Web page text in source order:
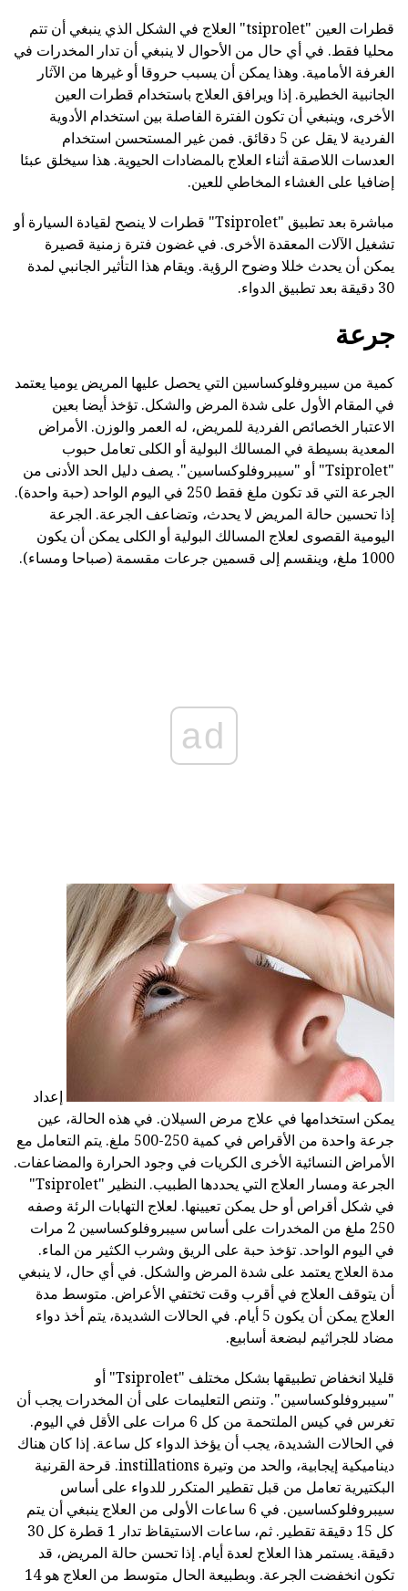
قطرات العين "tsiprolet" العلاج في الشكل الذي ينبغي أن تتم
محليا فقط. في أي حال من الأحوال لا ينبغي أن تدار المخدرات في
الغرفة الأمامية. وهذا يمكن أن يسبب حروقا أو غيرها من الآثار
الجانبية الخطيرة. إذا ويرافق العلاج باستخدام قطرات العين
الأخرى، وينبغي أن تكون الفترة الفاصلة بين استخدام الأدوية
الفردية لا يقل عن 5 دقائق. فمن غير المستحسن استخدام
العدسات اللاصقة أثناء العلاج بالمضادات الحيوية. هذا سيخلق عبئا
إضافيا على الغشاء المخاطي للعين.
مباشرة بعد تطبيق "Tsiprolet" قطرات لا ينصح لقيادة السيارة أو
تشغيل الآلات المعقدة الأخرى. في غضون فترة زمنية قصيرة
يمكن أن يحدث خللا وضوح الرؤية. ويقام هذا التأثير الجانبي لمدة
30 دقيقة بعد تطبيق الدواء.
جرعة
كمية من سيبروفلوكساسين التي يحصل عليها المريض يوميا يعتمد
في المقام الأول على شدة المرض والشكل. تؤخذ أيضا بعين
الاعتبار الخصائص الفردية للمريض، له العمر والوزن. الأمراض
المعدية بسيطة في المسالك البولية أو الكلى تعامل حبوب
"Tsiprolet" أو "سيبروفلوكساسين". يصف دليل الحد الأدنى من
الجرعة التي قد تكون ملغ فقط 250 في اليوم الواحد (حبة واحدة).
إذا تحسين حالة المريض لا يحدث، وتضاعف الجرعة. الجرعة
اليومية القصوى لعلاج المسالك البولية أو الكلى يمكن أن يكون
1000 ملغ، وينقسم إلى قسمين جرعات مقسمة (صباحا ومساء).
ad
إعداد
يمكن استخدامها في علاج مرض السيلان. في هذه الحالة، عين
جرعة واحدة من الأقراص في كمية 250-500 ملغ. يتم التعامل مع
الأمراض النسائية الأخرى الكريات في وجود الحرارة والمضاعفات.
الجرعة ومسار العلاج التي يحددها الطبيب. النظير "Tsiprolet"
في شكل أقراص أو حل يمكن تعيينها. لعلاج التهابات الرئة وصفه
250 ملغ من المخدرات على أساس سيبروفلوكساسين 2 مرات
في اليوم الواحد. تؤخذ حبة على الريق وشرب الكثير من الماء.
مدة العلاج يعتمد على شدة المرض والشكل. في أي حال، لا ينبغي
أن يتوقف العلاج في أقرب وقت تختفي الأعراض. متوسط مدة
العلاج يمكن أن يكون 5 أيام. في الحالات الشديدة، يتم أخذ دواء
مضاد للجراثيم لبضعة أسابيع.
قليلا انخفاض تطبيقها بشكل مختلف "Tsiprolet" أو
"سيبروفلوكساسين". وتنص التعليمات على أن المخدرات يجب أن
تغرس في كيس الملتحمة من كل 6 مرات على الأقل في اليوم.
في الحالات الشديدة، يجب أن يؤخذ الدواء كل ساعة. إذا كان هناك
ديناميكية إيجابية، والحد من وتيرة instillations. قرحة القرنية
البكتيرية تعامل من قبل تقطير المتكرر للدواء على أساس
سيبروفلوكساسين. في 6 ساعات الأولى من العلاج ينبغي أن يتم
كل 15 دقيقة تقطير. ثم، ساعات الاستيقاظ تدار 1 قطرة كل 30
دقيقة. يستمر هذا العلاج لعدة أيام. إذا تحسن حالة المريض، قد
تكون انخفضت الجرعة. وبطبيعة الحال متوسط من العلاج هو 14